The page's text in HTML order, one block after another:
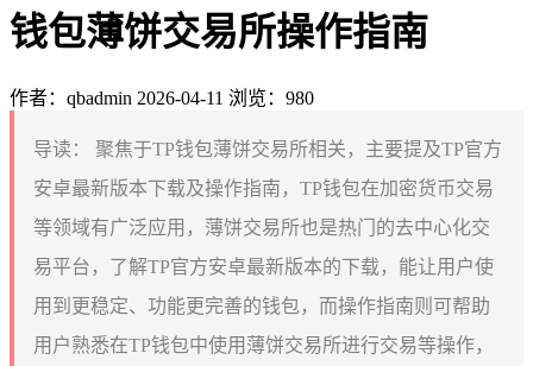
钱包薄饼交易所操作指南
作者：qbadmin 2026-04-11 浏览：980
导读：
聚焦于TP钱包薄饼交易所相关，主要提及TP官方
安卓最新版本下载及操作指南，TP钱包在加密货币交易
等领域有广泛应用，薄饼交易所也是热门的去中心化交
易平台，了解TP官方安卓最新版本的下载，能让用户使
用到更稳定、功能更完善的钱包，而操作指南则可帮助
用户熟悉在TP钱包中使用薄饼交易所进行交易等操作，